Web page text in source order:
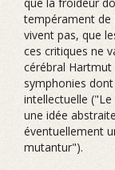
tempérament de
vivent pas, que
ces critiques ne
cérébral Hartmut
symphonies
intellectuelle
une idée
éventuellement
mutantur").